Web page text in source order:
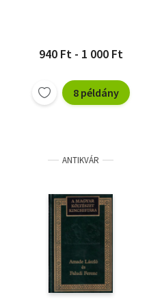
940 Ft - 1 000 Ft
8 példány
ANTIKVÁR